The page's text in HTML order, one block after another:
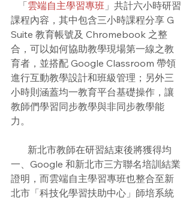
   「
雲端自主學習專班 」共計六小時研習
課程內容，其中包含三小時課程分享 G
Suite 教育帳號及 Chromebook 之整
合，可以如何協助教學現場第一線之教
育者，並搭配 Google Classroom 帶領
進行互動教學設計和班級管理；另外三
小時則涵蓋均一教育平台基礎操作，讓
教師們學習同步教學與非同步教學能
力。
新北市教師在研習結束後將獲得均
一、Google 和新北市三方聯名培訓結業
證明，而雲端自主學習專班也整合至新
北市「科技化學習扶助中心」師培系統